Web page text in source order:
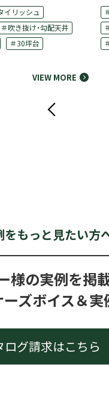
イリッシュ
＃吹き抜け・勾配天井
＃30坪台
VIEW MORE
Prev
をもっと見たい方
様の実例を掲
ズボイス＆実
ログ請求はこちら